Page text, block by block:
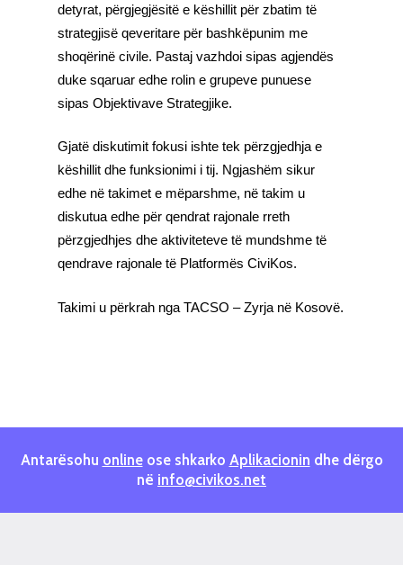
detyrat, përgjegjësitë e këshillit për zbatim të
strategjisë qeveritare për bashkëpunim me
shoqërinë civile. Pastaj vazhdoi sipas agjendës
duke sqaruar edhe rolin e grupeve punuese
sipas Objektivave Strategjike.
Gjatë diskutimit fokusi ishte tek përzgjedhja e
këshillit dhe funksionimi i tij. Ngjashëm sikur
edhe në takimet e mëparshme, në takim u
diskutua edhe për qendrat rajonale rreth
përzgjedhjes dhe aktiviteteve të mundshme të
qendrave rajonale të Platformës CiviKos.
Takimi u përkrah nga TACSO – Zyrja në Kosovë.
Antarësohu onlineose shkarko Aplikacionin dhe dërgo
në info@civikos.net